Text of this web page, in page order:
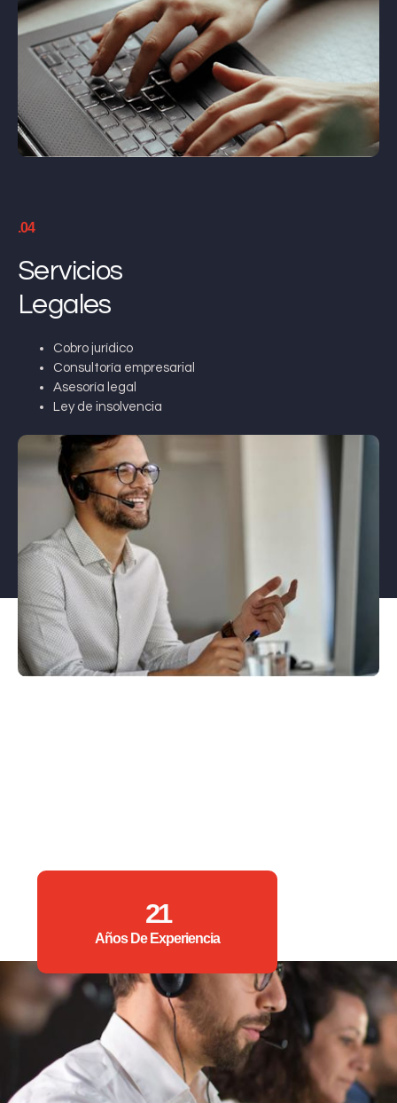
.04
Servicios
Legales
Cobro jurídico
Consultoría empresarial
Asesoría legal
Ley de insolvencia
21
Años De Experiencia